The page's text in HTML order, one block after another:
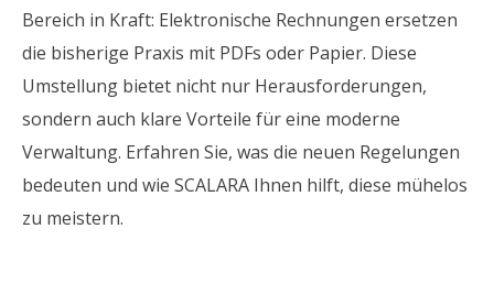
Bereich in Kraft: Elektronische Rechnungen ersetzen
die bisherige Praxis mit PDFs oder Papier. Diese
Umstellung bietet nicht nur Herausforderungen,
sondern auch klare Vorteile für eine moderne
Verwaltung. Erfahren Sie, was die neuen Regelungen
bedeuten und wie SCALARA Ihnen hilft, diese mühelos
zu meistern.